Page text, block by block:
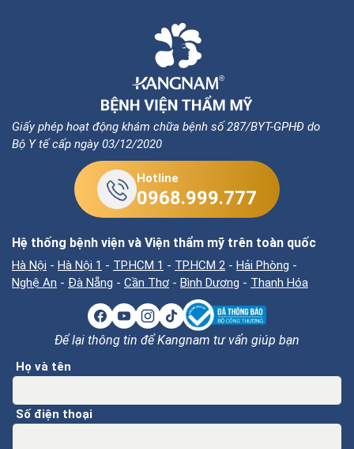
Giấy phép hoạt động khám chữa bệnh số 287/BYT-GPHĐ do
Bộ Y tế cấp ngày 03/12/2020
Hotline
0968.999.777
Hệ thống bệnh viện và Viện thẩm mỹ trên toàn quốc
Hà Nội - Hà Nội 1 - TP.HCM 1 - TP.HCM 2 - Hải Phòng -
Nghệ An - Đà Nẵng - Cần Thơ - Bình Dương - Thanh Hóa
Để lại thông tin để Kangnam tư vấn giúp bạn
Họ và tên
Số điện thoại